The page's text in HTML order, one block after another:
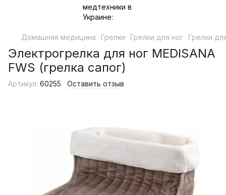
Домашняя медицина Грелки Грелки для ног Грелки
Электрогрелка для ног MEDISANA
FWS (грелка сапог)
Артикул: 60255 Оставить отзыв